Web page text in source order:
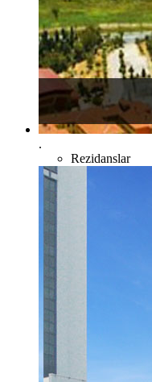
.
Rezidanslar